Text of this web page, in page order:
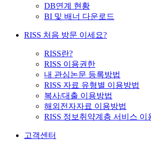
DB연계 현황
BI 및 배너 다운로드
RISS 처음 방문 이세요?
RISS란?
RISS 이용권한
내 관심논문 등록방법
RISS 자료 유형별 이용방법
복사/대출 이용방법
해외전자자료 이용방법
RISS 정보취약계층 서비스 이
고객센터